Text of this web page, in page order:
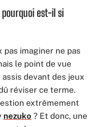
pourquoi est-il si
pas imaginer ne pas
le point de vue
assis devant des jeux
réviser ce terme.
extrêmement
nezuko ? Et donc, une